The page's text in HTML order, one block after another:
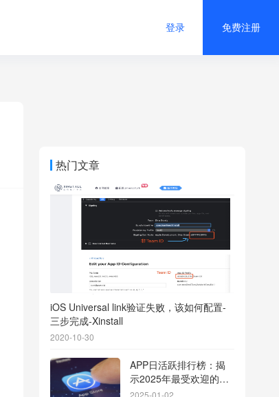
登录 免费注册
热门文章
iOS Universal link验证失败，该如何配置-
三步完成-Xinstall
2020-10-30
APP日活跃排行榜：揭
示2025年最受欢迎的应
用背后的秘密
2025-01-02